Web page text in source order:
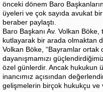
önceki dönem Baro
üyeleri ve çok sayıda avukat
beraber paylaştı.
Baro Başkanı Av. Volkan Böke,
kutlayarak bir arada olmaktan
Volkan Böke, “Bayramlar ortak
dayanışmamızı
özel günlerdir. Ancak hukukun
inancımız açısından
gelişmelerin birçok hukukçu ve